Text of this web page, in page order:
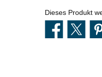
Dieses Produkt